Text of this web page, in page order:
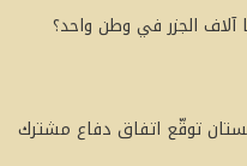
الجزر في وطن واحد؟
توقّع اتفاق دفاع مشترك